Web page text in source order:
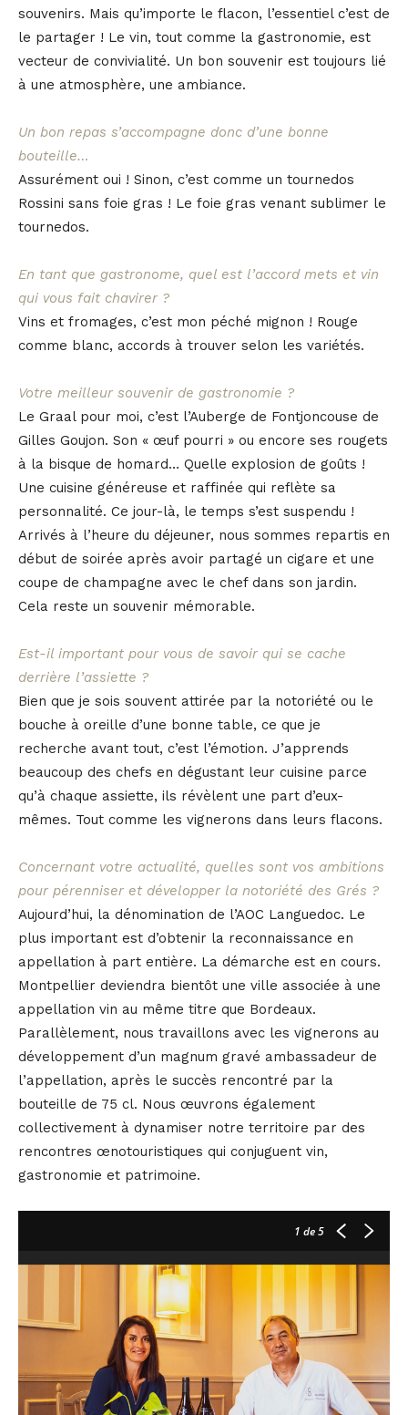
souvenirs. Mais qu’importe le flacon, l’essentiel c’est de
le partager ! Le vin, tout comme la gastronomie, est
vecteur de convivialité. Un bon souvenir est toujours lié
à une atmosphère, une ambiance.
Un bon repas s’accompagne donc d’une bonne
bouteille…
Assurément oui ! Sinon, c’est comme un tournedos
Rossini sans foie gras ! Le foie gras venant sublimer le
tournedos.
En tant que gastronome, quel est l’accord mets et vin
qui vous fait chavirer ?
Vins et fromages, c’est mon péché mignon ! Rouge
comme blanc, accords à trouver selon les variétés.
Votre meilleur souvenir de gastronomie ?
Le Graal pour moi, c’est l’Auberge de Fontjoncouse de
Gilles Goujon. Son « œuf pourri » ou encore ses rougets
à la bisque de homard… Quelle explosion de goûts !
Une cuisine généreuse et raffinée qui reflète sa
personnalité. Ce jour-là, le temps s’est suspendu !
Arrivés à l’heure du déjeuner, nous sommes repartis en
début de soirée après avoir partagé un cigare et une
coupe de champagne avec le chef dans son jardin.
Cela reste un souvenir mémorable.
Est-il important pour vous de savoir qui se cache
derrière l’assiette ?
Bien que je sois souvent attirée par la notoriété ou le
bouche à oreille d’une bonne table, ce que je
recherche avant tout, c’est l’émotion. J’apprends
beaucoup des chefs en dégustant leur cuisine parce
qu’à chaque assiette, ils révèlent une part d’eux-
mêmes. Tout comme les vignerons dans leurs flacons.
Concernant votre actualité, quelles sont vos ambitions
pour pérenniser et développer la notoriété des Grés ?
Aujourd’hui, la dénomination de l’AOC Languedoc. Le
plus important est d’obtenir la reconnaissance en
appellation à part entière. La démarche est en cours.
Montpellier deviendra bientôt une ville associée à une
appellation vin au même titre que Bordeaux.
Parallèlement, nous travaillons avec les vignerons au
développement d’un magnum gravé ambassadeur de
l’appellation, après le succès rencontré par la
bouteille de 75 cl. Nous œuvrons également
collectivement à dynamiser notre territoire par des
rencontres œnotouristiques qui conjuguent vin,
gastronomie et patrimoine.
1 de 5